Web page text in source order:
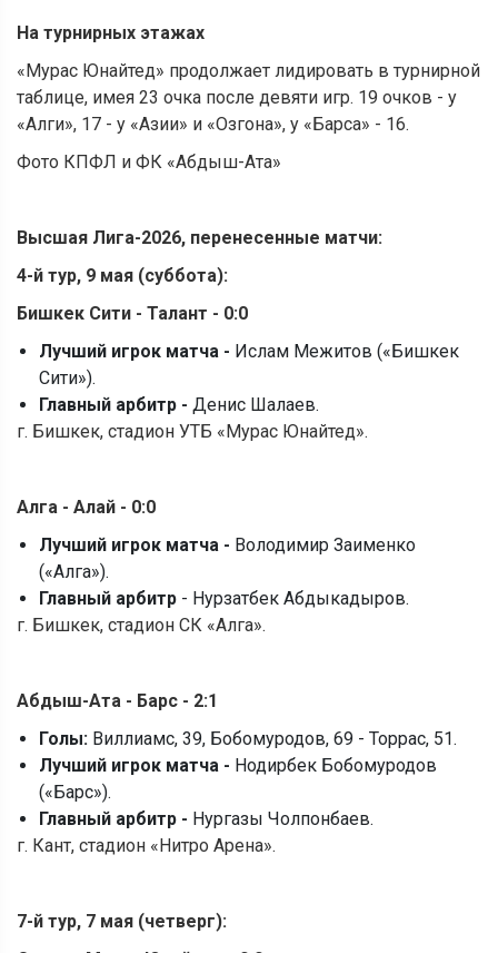
На турнирных этажах
«Мурас Юнайтед» продолжает лидировать в турнирной
таблице, имея 23 очка после девяти игр. 19 очков - у
«Алги», 17 - у «Азии» и «Озгона», у «Барса» - 16.
Фото КПФЛ и ФК «Абдыш-Ата»
Высшая Лига-2026, перенесенные матчи:
4-й тур, 9 мая (суббота):
Бишкек Сити - Талант - 0:0
Лучший игрок матча - Ислам Межитов («Бишкек
Сити»).
Главный арбитр - Денис Шалаев.
г. Бишкек, стадион УТБ «Мурас Юнайтед».
Алга - Алай - 0:0
Лучший игрок матча - Володимир Заименко
(«Алга»).
Главный арбитр - Нурзатбек Абдыкадыров.
г. Бишкек, стадион СК «Алга».
Абдыш-Ата - Барс - 2:1
Голы: Виллиамс, 39, Бобомуродов, 69 - Торрас, 51.
Лучший игрок матча - Нодирбек Бобомуродов
(«Барс»).
Главный арбитр - Нургазы Чолпонбаев.
г. Кант, стадион «Нитро Арена».
7-й тур, 7 мая (четверг):